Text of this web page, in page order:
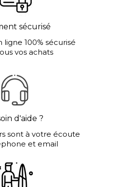
sécurisé
100% sécurisé
vos achats
d'aide ?
sont à votre écoute
et email